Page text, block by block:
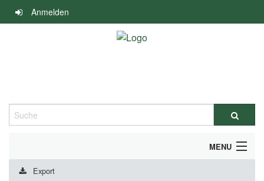
Navigation
überspringen
Anmelden
Suche
MENU
ALLGEMEINE INFORMATIONEN
Export